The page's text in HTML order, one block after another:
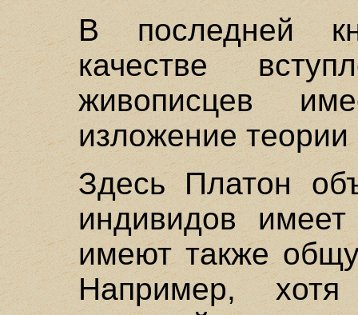
В последней
качестве
живописцев
изложение
Здесь Платон
индивидов
имеют также
Например,